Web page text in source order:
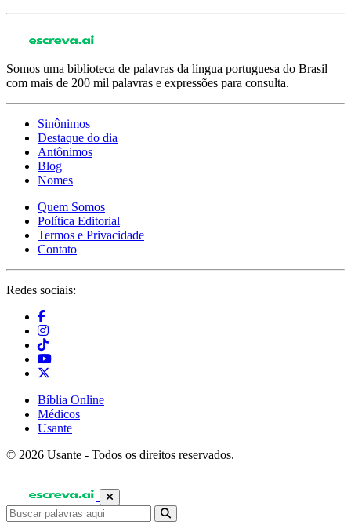
Somos uma biblioteca de palavras da língua portuguesa do Brasil
com mais de 200 mil palavras e expressões para consulta.
Sinônimos
Destaque do dia
Antônimos
Blog
Nomes
Quem Somos
Política Editorial
Termos e Privacidade
Contato
Redes sociais:
Bíblia Online
Médicos
Usante
© 2026 Usante - Todos os direitos reservados.